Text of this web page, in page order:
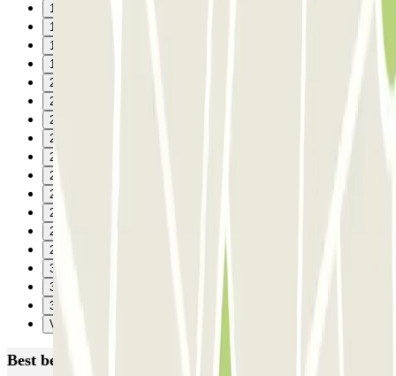
16
17
18
19
20
21
22
23
24
25
26
27
28
29
30
31
32
Verzenden
Best beoordeelde parkeergarages in Parijs